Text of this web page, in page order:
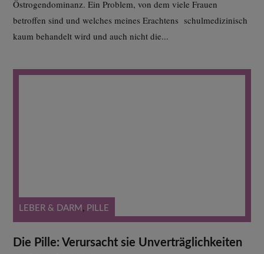
Östrogendominanz. Ein Problem, von dem viele Frauen
betroffen sind und welches meines Erachtens schulmedizinisch
kaum behandelt wird und auch nicht die...
LEBER & DARM , PILLE
Die Pille: Verursacht sie Unverträglichkeiten